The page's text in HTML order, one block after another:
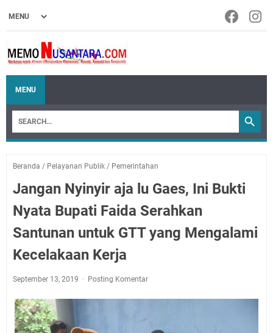
MENU
Beranda / Pelayanan Publik / Pemerintahan
Jangan Nyinyir aja lu Gaes, Ini Bukti
Nyata Bupati Faida Serahkan
Santunan untuk GTT yang Mengalami
Kecelakaan Kerja
September 13, 2019 Posting Komentar